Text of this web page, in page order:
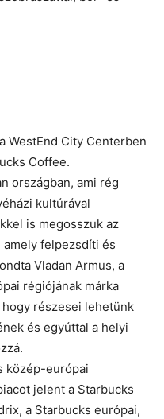
WestEnd City Centerben
Coffee.
országban, ami rég
kultúrával
is megosszuk az
felpezsdíti és
Vladan Armus, a
régiójának márka
részesei lehetünk
és egyúttal a helyi
közép-európai
jelent a Starbucks
a Starbucks európai,